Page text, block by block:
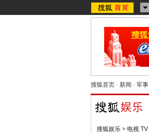
搜狐首页 - 新闻 - 军事
搜狐娱乐 > 电视 TV